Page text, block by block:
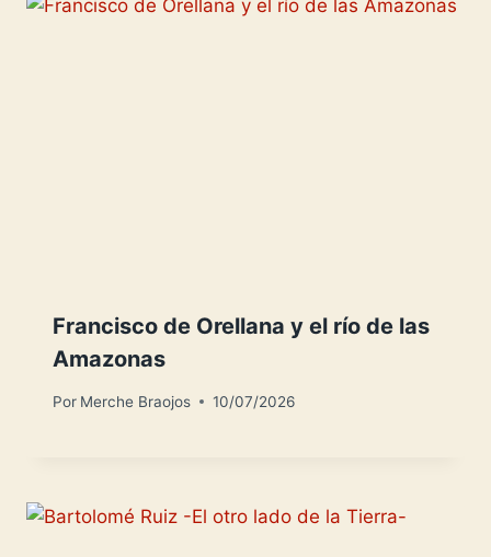
Francisco de Orellana y el río de las
Amazonas
Por Merche Braojos 10/07/2026